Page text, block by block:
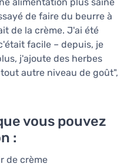
de faire du beurre à
de la crème. J'ai été
facile – depuis, je
j'ajoute des herbes
autre niveau de goût",
vous pouvez
:
de crème